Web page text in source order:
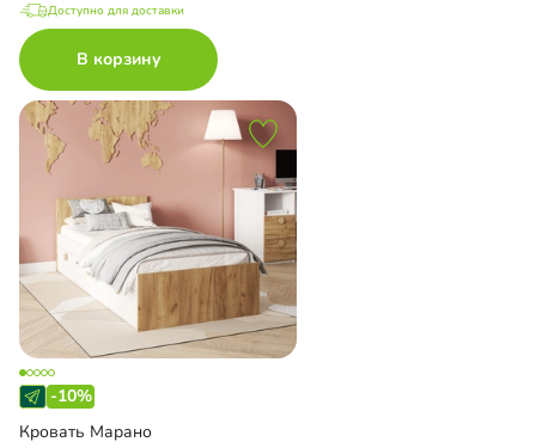
Доступно для доставки
В корзину
-10%
Кровать Марано